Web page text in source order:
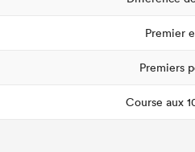
Premier
Premiers
Course aux